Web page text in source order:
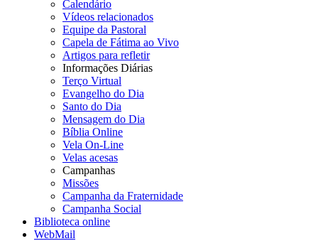
Calendário
Vídeos relacionados
Equipe da Pastoral
Capela de Fátima ao Vivo
Artigos para refletir
Informações Diárias
Terço Virtual
Evangelho do Dia
Santo do Dia
Mensagem do Dia
Bíblia Online
Vela On-Line
Velas acesas
Campanhas
Missões
Campanha da Fraternidade
Campanha Social
Biblioteca online
WebMail